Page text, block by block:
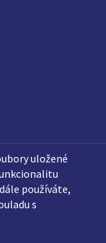
uložené
používáte,
s